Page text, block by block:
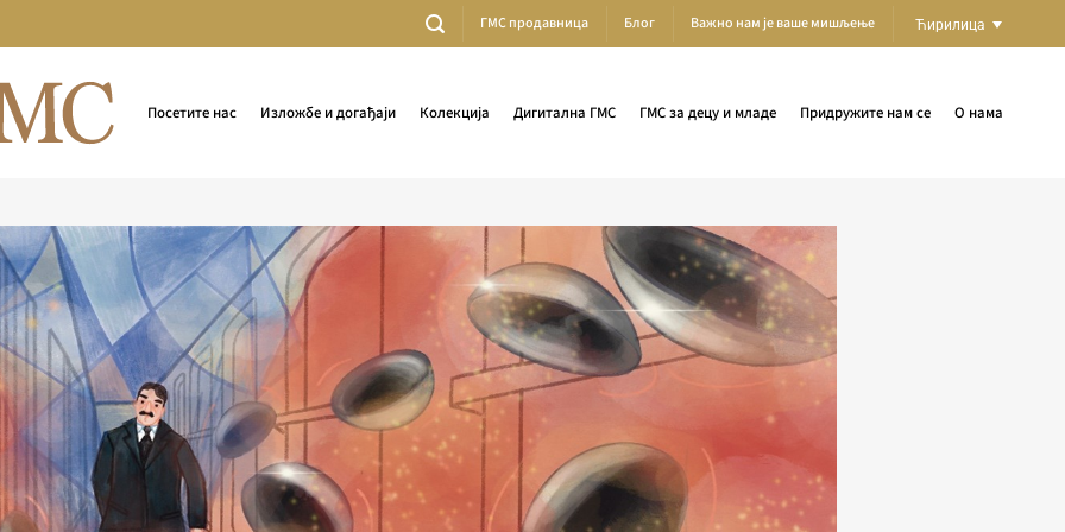
ГМС продавница Блог Важно нам је ваше мишљење Ћирилица
Посетите нас Изложбе и догађаји Колекција Дигитална ГМС ГМС за децу и младе Придружите нам се О нама